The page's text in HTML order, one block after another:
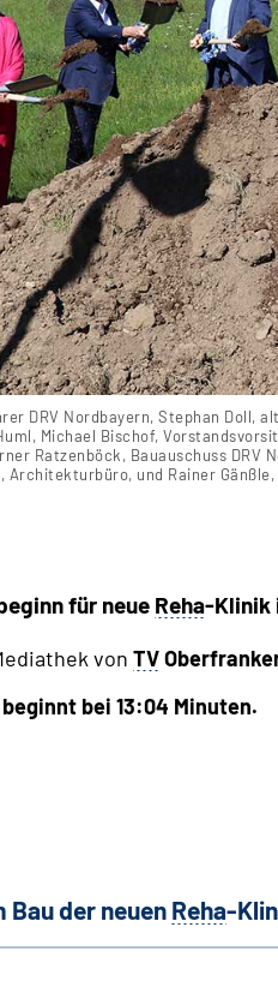
DRV Nordbayern, Stephan Doll,
Michael Bischof,
Ratzenböck, Bauauschuss DRV
Architekturbüro, und Rainer
für neue Reha-Klinik
von TV
bei 13:04 Minuten.
Bau der neuen Reha-